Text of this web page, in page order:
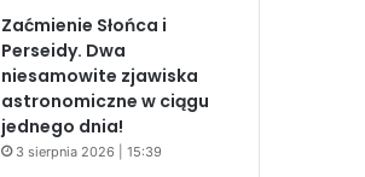
Zaćmienie Słońca i
Perseidy. Dwa
niesamowite zjawiska
astronomiczne w ciągu
jednego dnia!
3 sierpnia 2026 | 15:39